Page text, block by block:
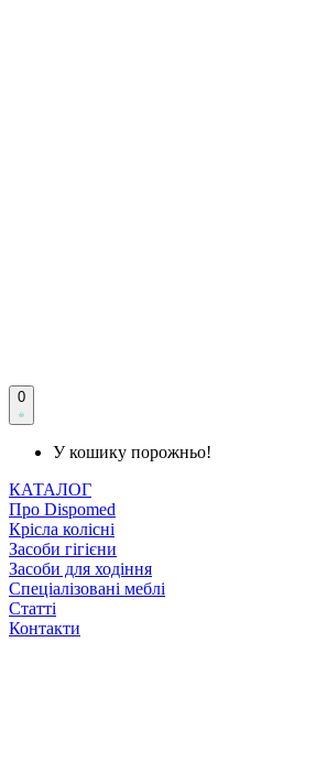
0
У кошику порожньо!
КАТАЛОГ
Про Dispomed
Крісла колісні
Засоби гігієни
Засоби для ходіння
Спеціалізовані меблі
Статті
Контакти